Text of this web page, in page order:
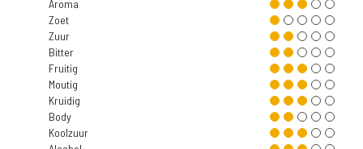
Aroma
Zoet
Zuur
Bitter
Fruitig
Moutig
Kruidig
Body
Koolzuur